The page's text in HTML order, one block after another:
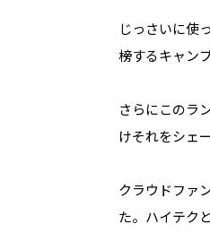
じっさいに使
榜するキャン
さらにこのラ
けそれをシェ
クラウドファ
た。ハイテク